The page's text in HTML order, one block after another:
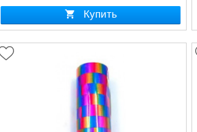
Купить